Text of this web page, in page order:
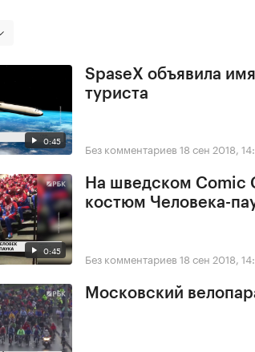
0:45
SpaseX объявила
туриста
Без комментариев 18 сен 2018,
0:45
На шведском Comic
костюм Человека-
Без комментариев 18 сен 2018,
Московский